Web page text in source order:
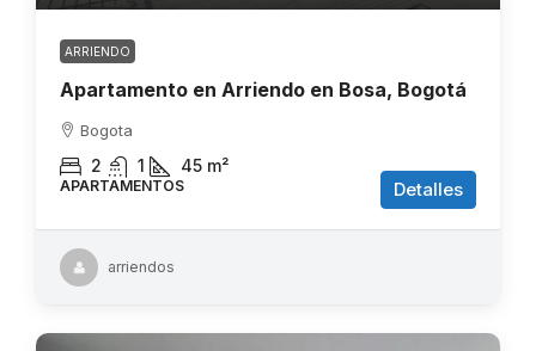
ARRIENDO
Apartamento en Arriendo en Bosa, Bogotá
Bogota
2 1 45 m²
APARTAMENTOS Detalles
arriendos